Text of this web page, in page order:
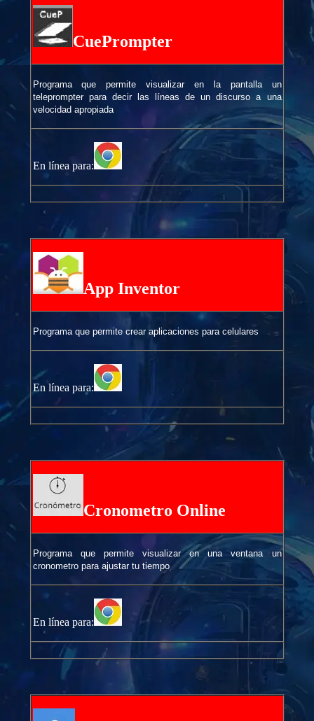
CuePrompter
Programa que permite visualizar en la pantalla un
teleprompter para decir las líneas de un discurso a una
velocidad apropiada
En línea para:
App Inventor
Programa que permite crear aplicaciones para celulares
En línea para:
Cronometro Online
Programa que permite visualizar en una ventana un
cronometro para ajustar tu tiempo
En línea para: